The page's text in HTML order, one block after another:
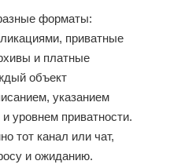
форматы:
приватные
и платные
объект
указанием
уровнем приватности.
тот канал или чат,
и ожиданию.